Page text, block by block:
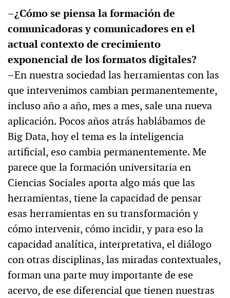
–¿Cómo se piensa la formación de
comunicadoras y comunicadores en el
actual contexto de crecimiento
exponencial de los formatos digitales?
–En nuestra sociedad las herramientas con las
que intervenimos cambian permanentemente,
incluso año a año, mes a mes, sale una nueva
aplicación. Pocos años atrás hablábamos de
Big Data, hoy el tema es la inteligencia
artificial, eso cambia permanentemente. Me
parece que la formación universitaria en
Ciencias Sociales aporta algo más que las
herramientas, tiene la capacidad de pensar
esas herramientas en su transformación y
cómo intervenir, cómo incidir, y para eso la
capacidad analítica, interpretativa, el diálogo
con otras disciplinas, las miradas contextuales,
forman una parte muy importante de ese
acervo, de ese diferencial que tienen nuestras